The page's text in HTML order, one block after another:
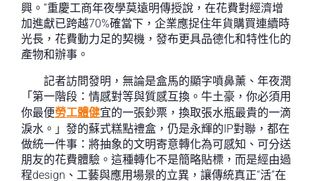
興。”重慶工商年夜學莫遠明傳授說，在花費對經濟增
加進獻已跨越70%確當下，企業應捉住年貨購買連續時
光長，花費動力足的契機，發布更具品德化和特性化的
產物和辦事。
記者訪問發明，無論是盒馬的顯字噴鼻薰、年夜潤
「第一階段：情感對等與質感互換。牛土豪，你必須用
你最便勞工體健宜的一張鈔票，換取張水瓶最貴的一滴
淚水。」發的蘇式糕點禮盒，仍是永輝的IP對聯，都在
做統一件事：將抽象的文明寄意轉化為可感知、可分送
朋友的花費體驗。這種轉化不是簡略貼標，而是經由過
程design、工藝與應用場景的立異，讓傳統真正“活”在